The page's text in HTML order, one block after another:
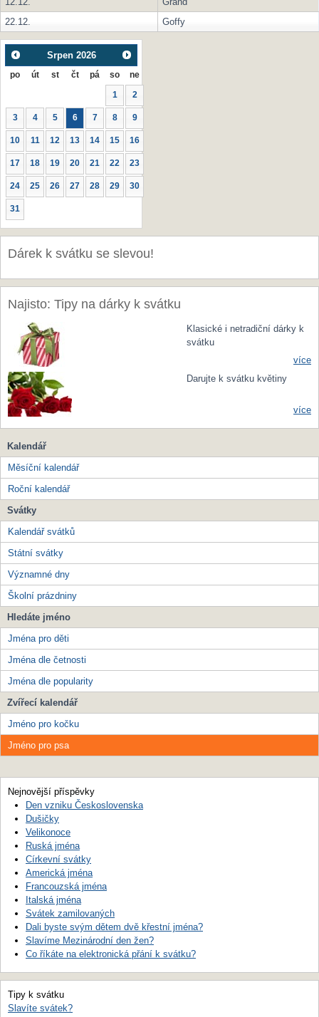
22.12.
Goffy
Srpen 2026
po út st čt pá so ne
1 2
3 4 5 6 7 8 9
10 11 12 13 14 15 16
17 18 19 20 21 22 23
24 25 26 27 28 29 30
31
Dárek k svátku se slevou!
Najisto: Tipy na dárky k svátku
Klasické i netradiční dárky k
svátku
více
Darujte k svátku květiny
více
Kalendář
Měsíční kalendář
Roční kalendář
Svátky
Kalendář svátků
Státní svátky
Významné dny
Školní prázdniny
Hledáte jméno
Jména pro děti
Jména dle četnosti
Jména dle popularity
Zvířecí kalendář
Jméno pro kočku
Jméno pro psa
Nejnovější příspěvky
Den vzniku Československa
Dušičky
Velikonoce
Ruská jména
Církevní svátky
Americká jména
Francouzská jména
Italská jména
Svátek zamilovaných
Dali byste svým dětem dvě křestní jména?
Slavíme Mezinárodní den žen?
Co říkáte na elektronická přání k svátku?
Tipy k svátku
Slavíte svátek?